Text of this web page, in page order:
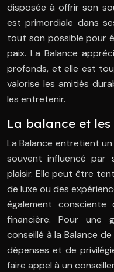
disposée à offrir son
est primordiale dans
tout son possible pour
paix. La Balance
profonds, et elle est
valorise les amitiés
les entretenir.
La balance et
La Balance entretient
souvent influencé
plaisir. Elle peut être
de luxe ou des
également
financière. Pour une
conseillé à la Balance
dépenses et de
faire appel à un